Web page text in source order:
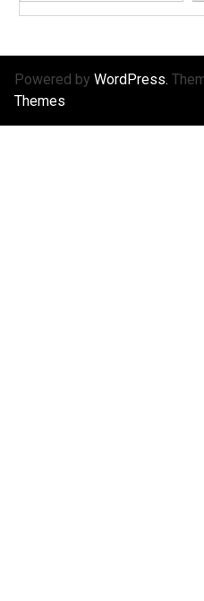
Powered by WordPress.
Themes